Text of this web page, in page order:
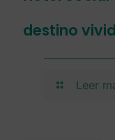
destino
Leer